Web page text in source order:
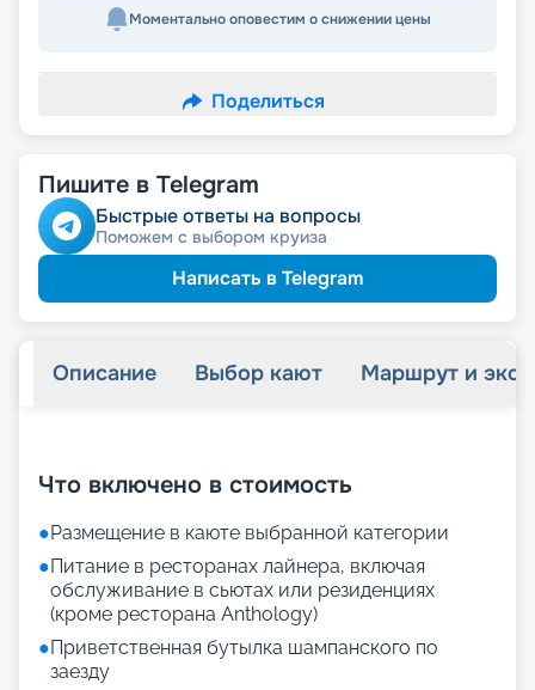
Моментально оповестим о снижении цены
Поделиться
Пишите в Telegram
Быстрые ответы на вопросы
Поможем с выбором круиза
Написать в Telegram
Описание Выбор кают Маршрут и
Что включено в стоимость
●Размещение в каюте выбранной категории
●Питание в ресторанах лайнера, включая
обслуживание в сьютах или резиденциях
(кроме ресторана Anthology)
●Приветственная бутылка шампанского по
заезду